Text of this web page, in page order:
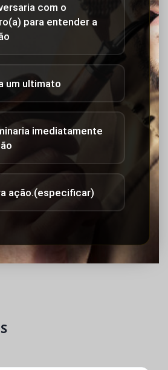
com o
para entender a
um ultimato
imediatamente
ação.(especificar)